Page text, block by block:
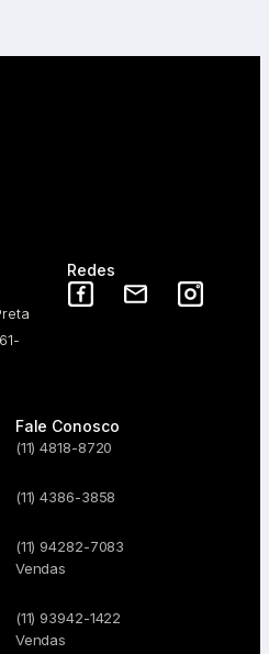
Redes
Fale Conosco
(11) 4818-8720
(11) 4386-3858
(11) 94282-7083
Vendas
(11) 93942-1422
Vendas